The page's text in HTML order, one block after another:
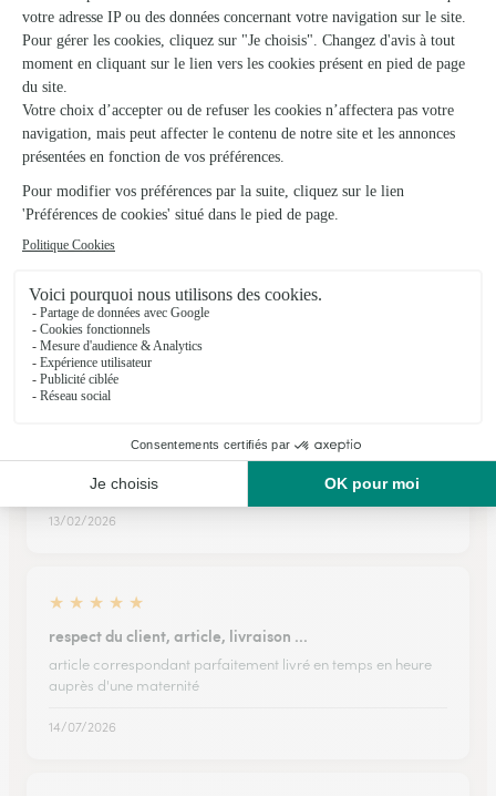
Carrement Fleurs
Vernouillet
★★★★★4.3 (445)
31, route de Chartres ZAC Plein Sud
Voir la boutique
Ils ont fait livrer des fleurs ou une plante à
Chatillon en Dunois
Parfait Je suis satisfait
13/02/2026
★ ★ ★ ★ ★
respect du client, article, livraison ...
article correspondant parfaitement livré en temps en heure
auprès d'une maternité
14/07/2026